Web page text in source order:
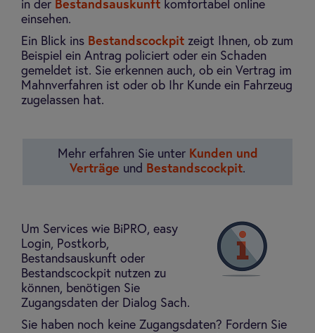
in der Bestandsauskunft komfortabel online
einsehen.
Ein Blick ins Bestandscockpit zeigt Ihnen, ob zum
Beispiel ein Antrag policiert oder ein Schaden
gemeldet ist. Sie erkennen auch, ob ein Vertrag im
Mahnverfahren ist oder ob Ihr Kunde ein Fahrzeug
zugelassen hat.
Mehr erfahren Sie unter Kunden und
Verträge und Bestandscockpit.
Um Services wie BiPRO, easy
Login, Postkorb,
Bestandsauskunft oder
Bestandscockpit nutzen zu
können, benötigen Sie
Zugangsdaten der Dialog Sach.
Sie haben noch keine Zugangsdaten? Fordern Sie